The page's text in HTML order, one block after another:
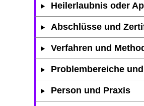
Heilerlaubnis oder
Abschlüsse und
Verfahren und
Problembereiche
Person und Praxis